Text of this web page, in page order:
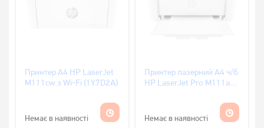
Принтер А4 HP LaserJet
M111cw з Wi-Fi (1Y7D2A)
Немає в наявності
Принтер лазерний А4 ч/б
HP LaserJet Pro M111a
Немає в наявності